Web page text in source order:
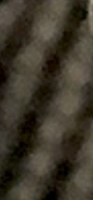
交通・アクセス
お問い合わせ